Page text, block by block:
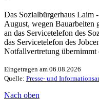
Das Sozialbürgerhaus Laim
August, wegen Bauarbeiten
an das Servicetelefon des
das Servicetelefon des
Notfallvertretung übernimmt
Eingetragen am 06.08.2026
Quelle: Presse- und
Nach oben